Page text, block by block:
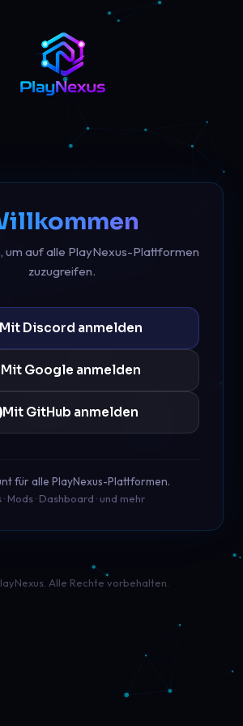
um auf alle PlayNexus-Plattformen
zuzugreifen.
Discord anmelden
Mit Google anmelden
Mit GitHub anmelden
für alle PlayNexus-Plattformen.
· Mods · Dashboard · und mehr
Alle Rechte vorbehalten.